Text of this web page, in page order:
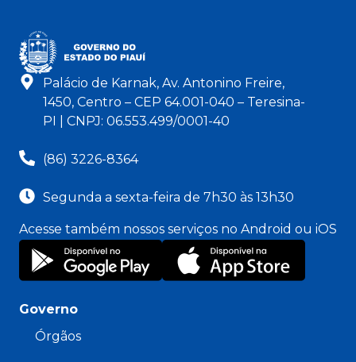
Palácio de Karnak, Av. Antonino Freire,
1450, Centro – CEP 64.001-040 – Teresina-
PI | CNPJ: 06.553.499/0001-40
(86) 3226-8364
Segunda a sexta-feira de 7h30 às 13h30
Acesse também nossos serviços no Android ou iOS
Governo
Órgãos